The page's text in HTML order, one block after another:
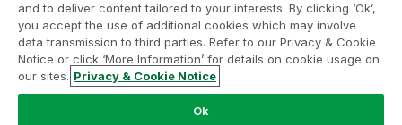
Juridiska avtal
Produktvillkor
Legal Policies
Legal Policies
Användningsvillkor
Varumärken
Do Not Share My Info
Copyright © 1993-2026 QlikTech International AB. Alla
and to deliver content tailored to your interests. By clicking ‘Ok’,
you accept the use of additional cookies which may involve
data transmission to third parties. Refer to our Privacy & Cookie
Notice or click ‘More Information’ for details on cookie usage on
our sites. Privacy & Cookie Notice
Ok